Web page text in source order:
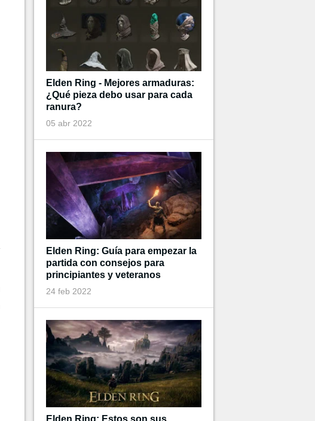
Elden Ring - Mejores armaduras:
¿Qué pieza debo usar para cada
ranura?
05 abr 2022
Elden Ring: Guía para empezar la
partida con consejos para
principiantes y veteranos
24 feb 2022
Elden Ring: Estos son sus